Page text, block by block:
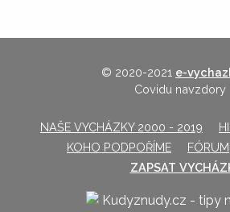
© 2020-2021 e-
Covidu navzdory
NAŠE VYCHÁZKY 2000 - 2019
KOHO PODPOŘÍME
FÓRUM
ZAPSAT